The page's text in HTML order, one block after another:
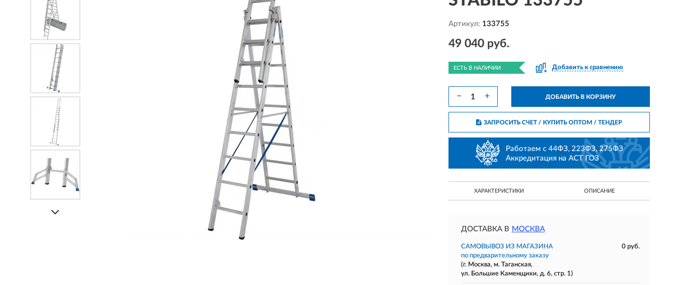
Артикул: 133755
49 040 руб.
ЕСТЬ В НАЛИЧИИ Добавить к сравнению
− + ДОБАВИТЬ В КОРЗИНУ
ЗАПРОСИТЬ СЧЕТ / КУПИТЬ ОПТОМ/ ТЕНДЕР
Работаем с 44ФЗ, 223ФЗ, 275ФЗ
Аккредитация на АСТ ГОЗ
ХАРАКТЕРИСТИКИ ОПИСАНИЕ
ДОСТАВКА В МОСКВА
САМОВЫВОЗ ИЗ МАГАЗИНА
0 руб.
по предварительному заказу
(г. Москва, м. Таганская,
ул. Большие Каменщики, д. 6, стр. 1)